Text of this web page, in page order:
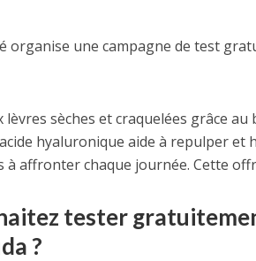
organise une campagne de test
lèvres sèches et craquelées grâce
hyaluronique aide à repulper
à affronter chaque journée. Cette
tester
?